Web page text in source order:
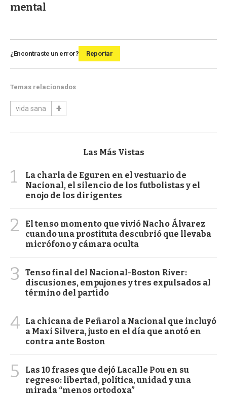
mental
¿Encontraste un error? Reportar
Temas relacionados
vida sana
Las Más Vistas
1
La charla de Eguren en el vestuario de
Nacional, el silencio de los futbolistas y el
enojo de los dirigentes
2
El tenso momento que vivió Nacho Álvarez
cuando una prostituta descubrió que llevaba
micrófono y cámara oculta
3
Tenso final del Nacional-Boston River:
discusiones, empujones y tres expulsados al
término del partido
4 La chicana de Peñarol a Nacional que incluyó
a Maxi Silvera, justo en el día que anotó en
contra ante Boston
5
Las 10 frases que dejó Lacalle Pou en su
regreso: libertad, política, unidad y una
mirada “menos ortodoxa”